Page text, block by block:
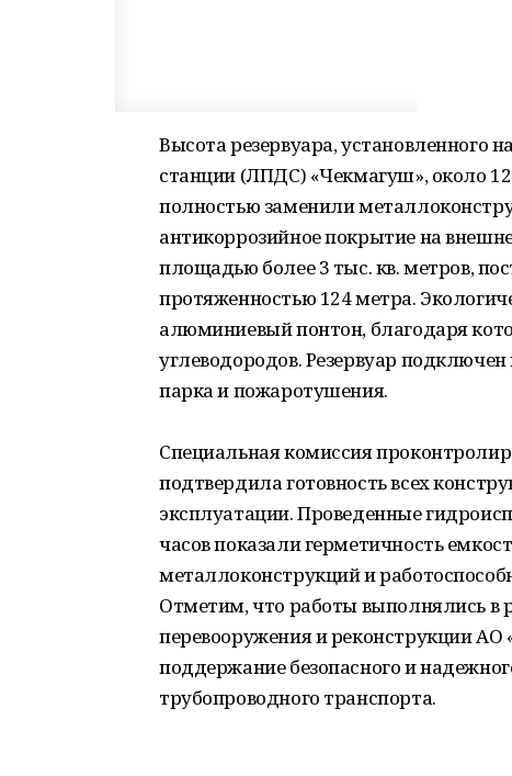
Высота резервуара, установленного
станции (ЛПДС) «Чекмагуш», около
полностью заменили
антикоррозийное покрытие на
площадью более 3 тыс. кв. метров,
протяженностью 124 метра.
алюминиевый понтон, благодаря
углеводородов. Резервуар
парка и пожаротушения.
Специальная комиссия
подтвердила готовность всех
эксплуатации. Проведенные
часов показали герметичность
металлоконструкций и
Отметим, что работы выполнялись в
перевооружения и реконструкции АО
поддержание безопасного и
трубопроводного транспорта.